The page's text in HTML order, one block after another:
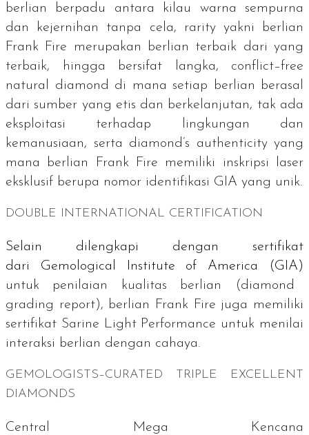
berlian berpadu antara kilau warna sempurna
dan kejernihan tanpa cela,
rarity yakni berlian
Frank Fire merupakan berlian terbaik dari yang
terbaik, hingga bersifat langka, conflict–free
natural diamond di mana setiap berlian berasal
dari sumber yang etis dan berkelanjutan, tak ada
eksploitasi terhadap lingkungan dan
kemanusiaan, serta diamond’s authenticity yang
mana berlian Frank Fire memiliki inskripsi laser
eksklusif berupa nomor identifikasi GIA yang unik.
DOUBLE INTERNATIONAL CERTIFICATION
Selain dilengkapi dengan sertifikat
dari Gemological Institute of America
(GIA)
untuk penilaian kualitas berlian (diamond
grading report), berlian Frank Fire juga memiliki
sertifikat Sarine Light Performance untuk menilai
interaksi berlian dengan cahaya.
GEMOLOGISTS–CURATED TRIPLE EXCELLENT
DIAMONDS
Central Mega Kencana